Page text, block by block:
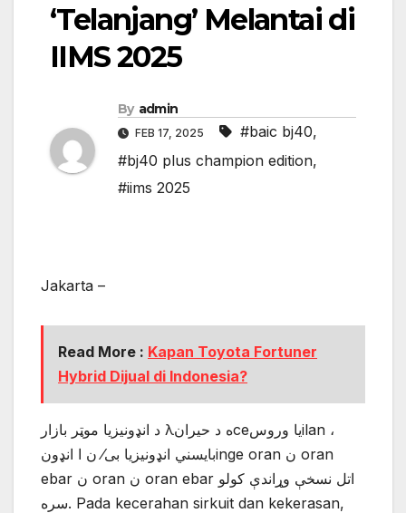
‘Telanjang’ Melantai di
IIMS 2025
By admin
FEB 17, 2025 #baic bj40,
#bj40 plus champion edition,
#iims 2025
Jakarta –
Read More : Kapan Toyota Fortuner
Hybrid Dijual di Indonesia?
د انډونیزیا موټر بازار λه د حیرانceیا وروسilan ،
بایسني انډونیزیا بی⁄ ن ا انډونinge oran ن oran
ebar ن oran ن oran ebar اتل نسخې وړاندې کولو
سره. Pada kecerahan sirkuit dan kekerasan,